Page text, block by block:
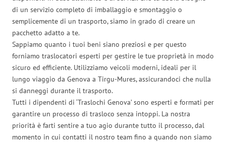
di un servizio completo di imballaggio e smontaggio o
semplicemente di un trasporto, siamo in grado di creare un
pacchetto adatto a te.
Sappiamo quanto i tuoi beni siano preziosi e per questo
forniamo traslocatori esperti per gestire le tue proprietà in modo
sicuro ed efficiente. Utilizziamo veicoli moderni, ideali per il
lungo viaggio da Genova a Tirgu-Mures, assicurandoci che nulla
si danneggi durante il trasporto.
Tutti i dipendenti di ‘Traslochi Genova’ sono esperti e formati per
garantire un processo di trasloco senza intoppi. La nostra
priorità è farti sentire a tuo agio durante tutto il processo, dal
momento in cui contatti il nostro team fino a quando non siamo